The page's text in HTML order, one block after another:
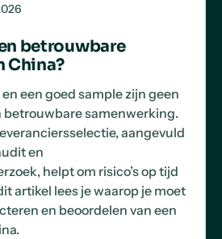
betrouwbare
China?
een goed sample zijn geen
betrouwbare samenwerking.
aangevuld
en
helpt om risico’s op tijd
artikel lees je waarop je moet
en beoordelen van een